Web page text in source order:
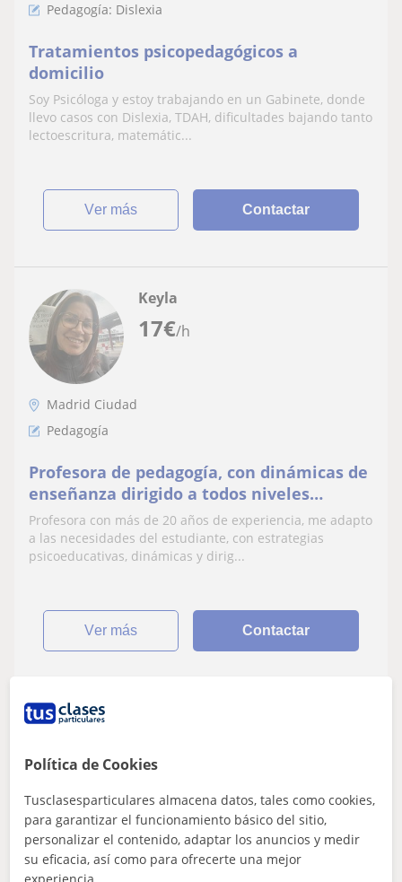
Pedagogía: Dislexia
Tratamientos psicopedagógicos a
domicilio
Soy Psicóloga y estoy trabajando en un Gabinete, donde
llevo casos con Dislexia, TDAH, dificultades bajando tanto
lectoescritura, matemátic...
ver más Contactar
17€/h
Keyla
Madrid Ciudad
Pedagogía
Profesora de pedagogía, con dinámicas de
enseñanza dirigido a todos niveles
educativos
Profesora con más de 20 años de experiencia, me adapto
a las necesidades del estudiante, con estrategias
psicoeducativas, dinámicas y dirig...
ver más Contactar
Madrid Capital, Coslada, Fuen...
Pedagogía: Matemáticas básicas
Política de Cookies
Tusclasesparticulares almacena datos, tales como cookies,
para garantizar el funcionamiento básico del sitio,
personalizar el contenido, adaptar los anuncios y medir
su eficacia, así como para ofrecerte una mejor
experiencia.